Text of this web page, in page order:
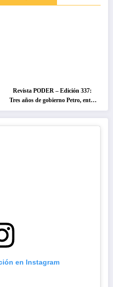
Revista PODER – Edición 337:
Tres años de gobierno Petro, entre
el cambio prometido y el
desencanto ciudadano
en Instagram